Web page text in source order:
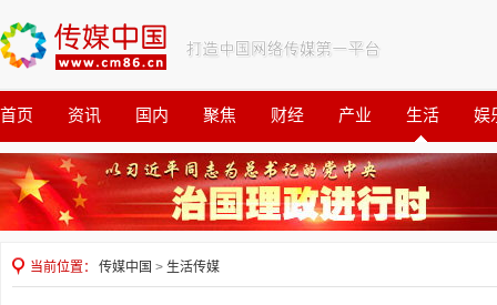
首页 资讯 国内 聚焦 财经 产业 生活 娱
观察 公益
当前位置： 传媒中国 > 生活传媒